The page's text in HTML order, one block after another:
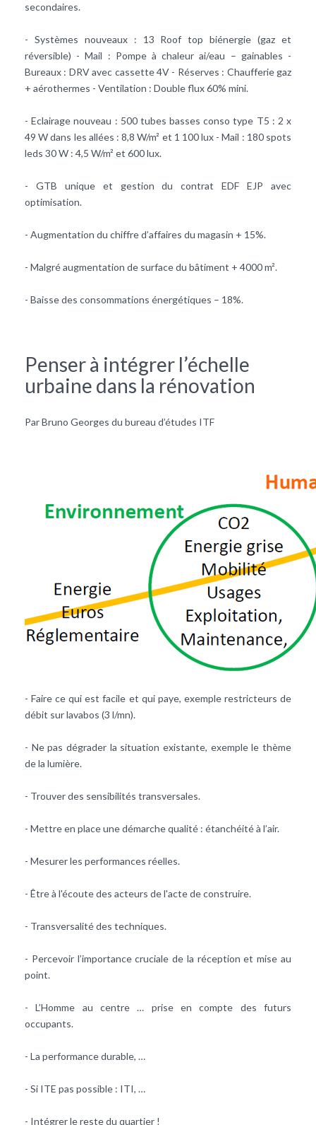
secondaires.
- Systèmes nouveaux : 13 Roof top biénergie (gaz et
réversible) - Mail : Pompe à chaleur ai/eau – gainables -
Bureaux : DRV avec cassette 4V - Réserves : Chaufferie gaz
+ aérothermes - Ventilation : Double flux 60% mini.
- Eclairage nouveau : 500 tubes basses conso type T5 : 2 x
49 W dans les allées : 8,8 W/m² et 1 100 lux - Mail : 180 spots
leds 30 W : 4,5 W/m² et 600 lux.
- GTB unique et gestion du contrat EDF EJP avec
optimisation.
- Augmentation du chiffre d’affaires du magasin + 15%.
- Malgré augmentation de surface du bâtiment + 4000 m².
- Baisse des consommations énergétiques – 18%.
Penser à intégrer l’échelle
urbaine dans la rénovation
Par Bruno Georges du bureau d’études ITF
- Faire ce qui est facile et qui paye, exemple restricteurs de
débit sur lavabos (3 l/mn).
- Ne pas dégrader la situation existante, exemple le thème
de la lumière.
- Trouver des sensibilités transversales.
- Mettre en place une démarche qualité : étanchéité à l’air.
- Mesurer les performances réelles.
- Être à l'écoute des acteurs de l'acte de construire.
- Transversalité des techniques.
- Percevoir l’importance cruciale de la réception et mise au
point.
- L’Homme au centre … prise en compte des futurs
occupants.
- La performance durable, …
- Si ITE pas possible : ITI, …
- Intégrer le reste du quartier !